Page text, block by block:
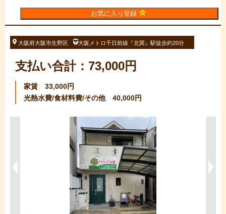
お気に入り登録
大阪府大阪市生野区 大阪メトロ千日前線『北巽』駅徒歩約20分
支払い合計：73,000円
家賃 33,000円
光熱水費/食材料費/その他 40,000円